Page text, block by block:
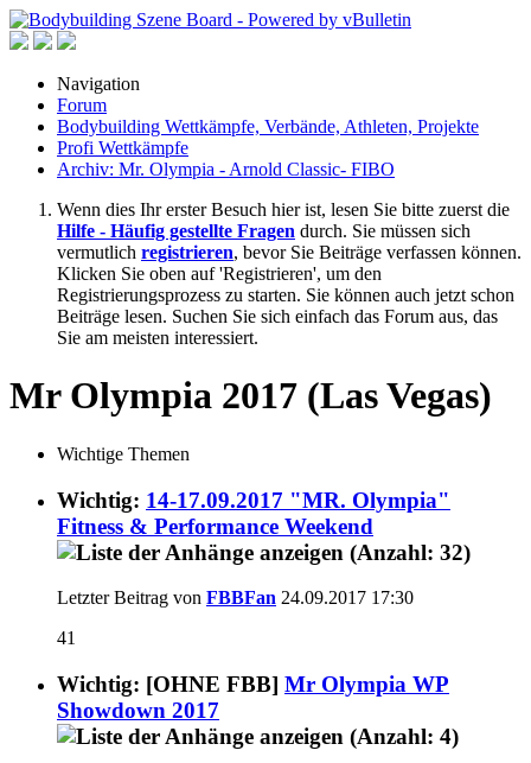
Navigation
Forum
Bodybuilding Wettkämpfe, Verbände, Athleten, Projekte
Profi Wettkämpfe
Archiv: Mr. Olympia - Arnold Classic- FIBO
Wenn dies Ihr erster Besuch hier ist, lesen Sie bitte zuerst die
Hilfe - Häufig gestellte Fragen durch. Sie müssen sich
vermutlich registrieren, bevor Sie Beiträge verfassen können.
Klicken Sie oben auf 'Registrieren', um den
Registrierungsprozess zu starten. Sie können auch jetzt schon
Beiträge lesen. Suchen Sie sich einfach das Forum aus, das
Sie am meisten interessiert.
Mr Olympia 2017 (Las Vegas)
Wichtige Themen
Wichtig: 14-17.09.2017 "MR. Olympia"
Fitness & Performance Weekend
Letzter Beitrag von FBBFan 24.09.2017 17:30
41
Wichtig: [OHNE FBB] Mr Olympia WP
Showdown 2017